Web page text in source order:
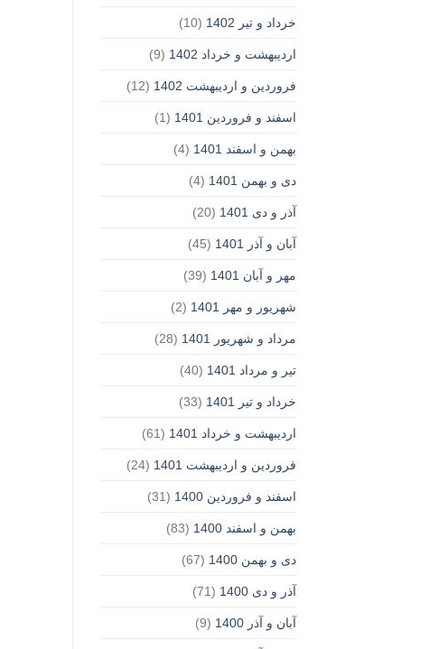
خرداد و تیر 1402 (10)
اردیبهشت و خرداد 1402 (9)
فروردین و اردیبهشت 1402 (12)
اسفند و فروردین 1401 (1)
بهمن و اسفند 1401 (4)
دی و بهمن 1401 (4)
آذر و دی 1401 (20)
آبان و آذر 1401 (45)
مهر و آبان 1401 (39)
شهریور و مهر 1401 (2)
مرداد و شهریور 1401 (28)
تیر و مرداد 1401 (40)
خرداد و تیر 1401 (33)
اردیبهشت و خرداد 1401 (61)
فروردین و اردیبهشت 1401 (24)
اسفند و فروردین 1400 (31)
بهمن و اسفند 1400 (83)
دی و بهمن 1400 (67)
آذر و دی 1400 (71)
آبان و آذر 1400 (9)